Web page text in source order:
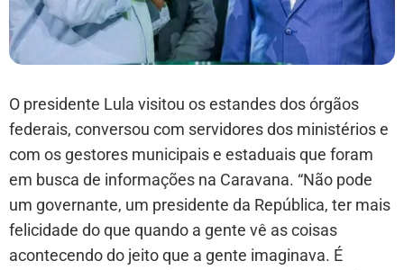
O presidente Lula visitou os estandes dos órgãos
federais, conversou com servidores dos ministérios e
com os gestores municipais e estaduais que foram
em busca de informações na Caravana. “Não pode
um governante, um presidente da República, ter mais
felicidade do que quando a gente vê as coisas
acontecendo do jeito que a gente imaginava. É